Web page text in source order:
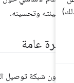
وتحسينه.
عامة
شبكة توصيل